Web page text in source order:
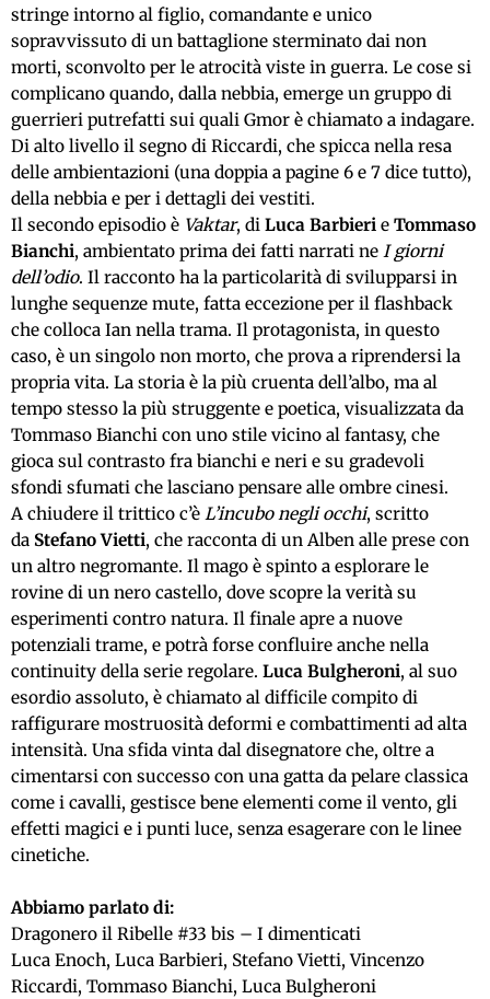
stringe intorno al figlio, comandante e unico
sopravvissuto di un battaglione sterminato dai non
morti, sconvolto per le atrocità viste in guerra. Le cose si
complicano quando, dalla nebbia, emerge un gruppo di
guerrieri putrefatti sui quali Gmor è chiamato a indagare.
Di alto livello il segno di Riccardi, che spicca nella resa
delle ambientazioni (una doppia a pagine 6 e 7 dice tutto),
della nebbia e per i dettagli dei vestiti.
Il secondo episodio è Vaktar, di Luca Barbieri e Tommaso
Bianchi, ambientato prima dei fatti narrati ne I giorni
dell’odio. Il racconto ha la particolarità di svilupparsi in
lunghe sequenze mute, fatta eccezione per il flashback
che colloca Ian nella trama. Il protagonista, in questo
caso, è un singolo non morto, che prova a riprendersi la
propria vita. La storia è la più cruenta dell’albo, ma al
tempo stesso la più struggente e poetica, visualizzata da
Tommaso Bianchi con uno stile vicino al fantasy, che
gioca sul contrasto fra bianchi e neri e su gradevoli
sfondi sfumati che lasciano pensare alle ombre cinesi.
A chiudere il trittico c’è L’incubo negli occhi, scritto
da Stefano Vietti, che racconta di un Alben alle prese con
un altro negromante. Il mago è spinto a esplorare le
rovine di un nero castello, dove scopre la verità su
esperimenti contro natura. Il finale apre a nuove
potenziali trame, e potrà forse confluire anche nella
continuity della serie regolare. Luca Bulgheroni, al suo
esordio assoluto, è chiamato al difficile compito di
raffigurare mostruosità deformi e combattimenti ad alta
intensità. Una sfida vinta dal disegnatore che, oltre a
cimentarsi con successo con una gatta da pelare classica
come i cavalli, gestisce bene elementi come il vento, gli
effetti magici e i punti luce, senza esagerare con le linee
cinetiche.
Abbiamo parlato di:
Dragonero il Ribelle #33 bis – I dimenticati
Luca Enoch, Luca Barbieri, Stefano Vietti, Vincenzo
Riccardi, Tommaso Bianchi, Luca Bulgheroni